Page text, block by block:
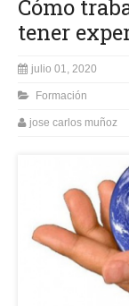
Cómo
tener
julio 01, 2020
Formación
jose carlos muñoz